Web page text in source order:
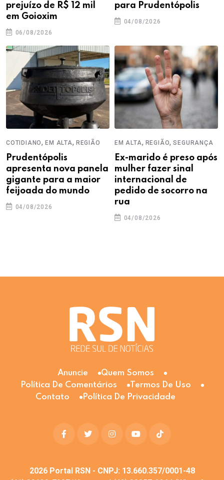
prejuízo de R$ 12 mil
em Goioxim
06/08/2026
para Prudentópolis
04/08/2026
COTIDIANO,EM ALTA, REGIÃO
Prudentópolis
apresenta nova panela
gigante para a maior
feijoada do mundo
04/08/2026
EM ALTA, REGIÃO,SEGURANÇA
Ex-marido é preso após
mulher fazer sinal
internacional de
pedido de socorro na
rua
04/08/2026
Anuncie
Quem Somos
Política De Comentários
Termos De Uso
Contato
Política De Privacidade
2026Portal RSN - CNPJ: 13.660.357/0001-48